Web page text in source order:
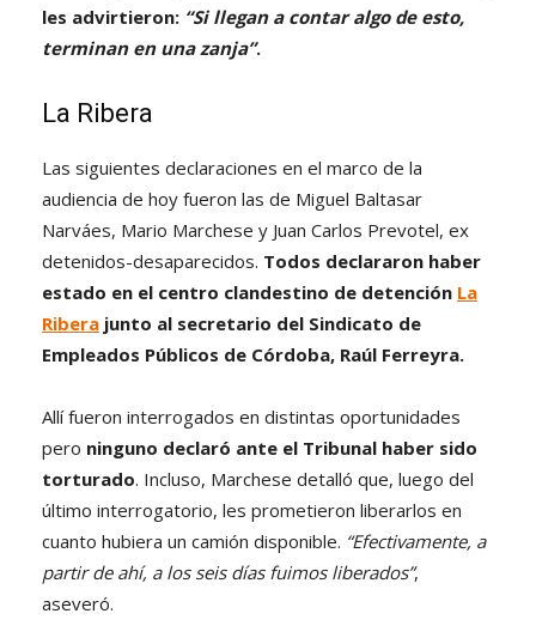
les advirtieron: “Si llegan a contar algo de esto,
terminan en una zanja”.
La Ribera
Las siguientes declaraciones en el marco de la
audiencia de hoy fueron las de Miguel Baltasar
Narváes, Mario Marchese y Juan Carlos Prevotel, ex
detenidos-desaparecidos. Todos declararon haber
estado en el centro clandestino de detención La
Ribera junto al secretario del Sindicato de
Empleados Públicos de Córdoba, Raúl Ferreyra.
Allí fueron interrogados en distintas oportunidades
pero ninguno declaró ante el Tribunal haber sido
torturado. Incluso, Marchese detalló que, luego del
último interrogatorio, les prometieron liberarlos en
cuanto hubiera un camión disponible. “Efectivamente, a
partir de ahí, a los seis días fuimos liberados”,
aseveró.